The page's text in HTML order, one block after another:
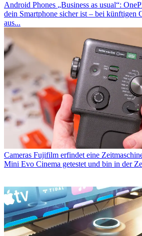
Android Phones „Business as usual“:
dein Smartphone sicher ist – bei künftigen
aus...
Cameras Fujifilm erfindet eine
Mini Evo Cinema getestet und bin in der